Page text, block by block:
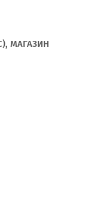
МАГАЗИН